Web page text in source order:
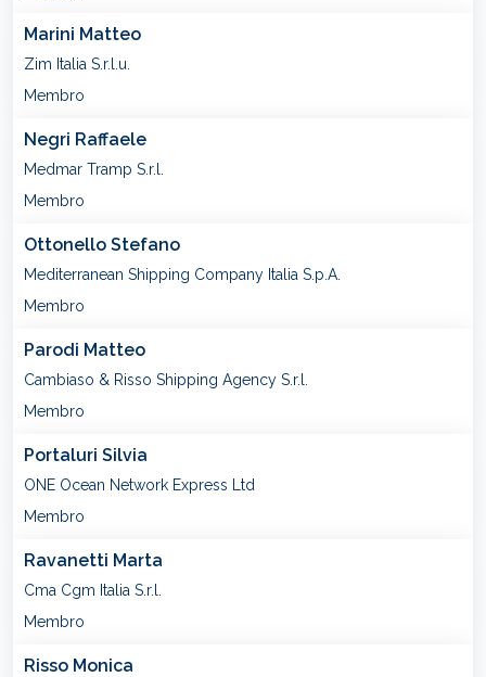
Marini Matteo
Zim Italia S.r.l.u.
Membro
Negri Raffaele
Medmar Tramp S.r.l.
Membro
Ottonello Stefano
Mediterranean Shipping Company Italia S.p.A.
Membro
Parodi Matteo
Cambiaso & Risso Shipping Agency S.r.l.
Membro
Portaluri Silvia
ONE Ocean Network Express Ltd
Membro
Ravanetti Marta
Cma Cgm Italia S.r.l.
Membro
Risso Monica